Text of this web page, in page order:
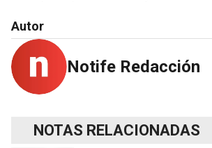
Autor
Notife Redacción
NOTAS RELACIONADAS